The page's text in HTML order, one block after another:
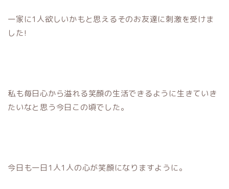
一家に1人欲しいかもと思えるそのお友達に刺激を受けま
した!
私も毎日心から溢れる笑顔の生活できるように生きていき
たいなと思う今日この頃でした。
今日も一日1人1人の心が笑顔になりますように。